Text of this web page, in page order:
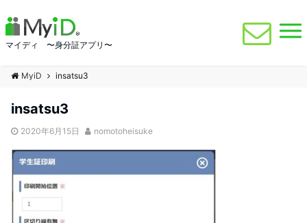
マイディ 〜身分証アプリ〜
MyiD insatsu3
insatsu3
2020年6月15日 nomotoheisuke